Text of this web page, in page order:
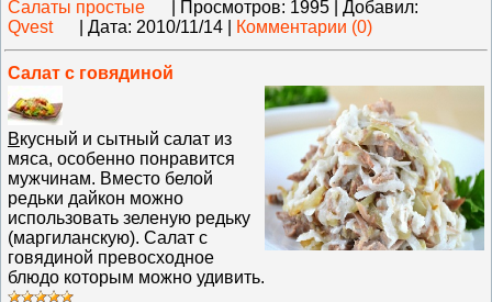
Салаты простые
Просмотров: 1995
Добавил:
Qvest
Дата: 2010/11/14 Комментарии (0)
Салат с говядиной
Вкусный и сытный салат из
мяса, особенно понравится
мужчинам. Вместо белой
редьки дайкон можно
использовать зеленую редьку
(маргиланскую). Салат с
говядиной превосходное
блюдо которым можно удивить.